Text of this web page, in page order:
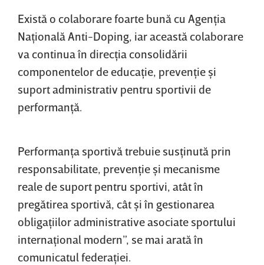
Există o colaborare foarte bună cu Agenţia
Naţională Anti-Doping, iar această colaborare
va continua în direcţia consolidării
componentelor de educaţie, prevenţie şi
suport administrativ pentru sportivii de
performanţă.
Performanţa sportivă trebuie susţinută prin
responsabilitate, prevenţie şi mecanisme
reale de suport pentru sportivi, atât în
pregătirea sportivă, cât şi în gestionarea
obligaţiilor administrative asociate sportului
internaţional modern”, se mai arată în
comunicatul federaţiei.